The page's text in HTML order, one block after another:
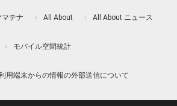
マテナ All About All About ニュース
モバイル空間統計
用端末からの情報の外部送信について